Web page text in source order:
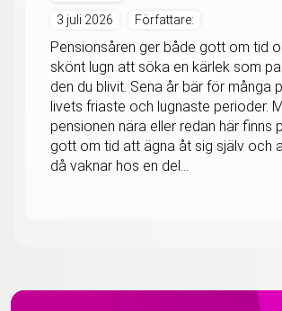
3 juli 2026 Författare:
Pensionsåren ger både gott om tid
skönt lugn att söka en kärlek som
den du blivit. Sena år bär för många
livets friaste och lugnaste perioder.
pensionen nära eller redan här finns
gott om tid att ägna åt sig själv och
då vaknar hos en del...